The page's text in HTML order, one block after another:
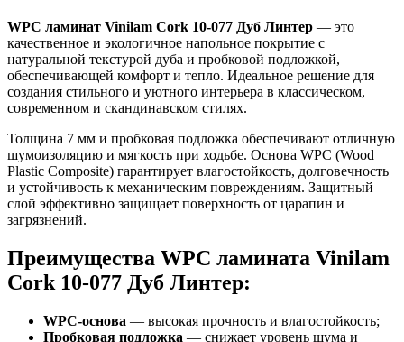
WPC ламинат Vinilam Cork 10-077 Дуб Линтер — это
качественное и экологичное напольное покрытие с
натуральной текстурой дуба и пробковой подложкой,
обеспечивающей комфорт и тепло. Идеальное решение для
создания стильного и уютного интерьера в классическом,
современном и скандинавском стилях.
Толщина 7 мм и пробковая подложка обеспечивают отличную
шумоизоляцию и мягкость при ходьбе. Основа WPC (Wood
Plastic Composite) гарантирует влагостойкость, долговечность
и устойчивость к механическим повреждениям. Защитный
слой эффективно защищает поверхность от царапин и
загрязнений.
Преимущества WPC ламината Vinilam
Cork 10-077 Дуб Линтер:
WPC-основа — высокая прочность и влагостойкость;
Пробковая подложка — снижает уровень шума и